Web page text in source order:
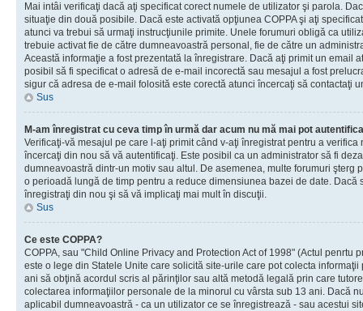
Mai intâi verificaţi dacă aţi specificat corect numele de utilizator şi parola.
situaţie din două posibile. Dacă este activată opţiunea COPPA şi aţi
atunci va trebui să urmaţi instrucţiunile primite. Unele forumuri obligă ca
trebuie activat fie de către dumneavoastră personal, fie de către un
Această informaţie a fost prezentată la înregistrare. Dacă aţi primit un email
posibil să fi specificat o adresă de e-mail incorectă sau mesajul a fost
sigur că adresa de e-mail folosită este corectă atunci încercaţi să contactaţi
Sus
M-am înregistrat cu ceva timp în urmă dar acum nu mă mai pot
Verificaţi-vă mesajul pe care l-aţi primit când v-aţi înregistrat pentru a
încercaţi din nou să vă autentificaţi. Este posibil ca un administrator să fi
dumneavoastră dintr-un motiv sau altul. De asemenea, multe forumuri şterg
o perioadă lungă de timp pentru a reduce dimensiunea bazei de date. Dacă
înregistraţi din nou şi să vă implicaţi mai mult în discuţii.
Sus
Ce este COPPA?
COPPA, sau "Child Online Privacy and Protection Act of 1998" (Actul penrtu
este o lege din Statele Unite care solicită site-urile care pot colecta
ani să obţină acordul scris al părinţilor sau altă metodă legală prin care
colectarea informaţiilor personale de la minorul cu vârsta sub 13 ani. Dacă
aplicabil dumneavoastră - ca un utilizator ce se înregistrează - sau acestui